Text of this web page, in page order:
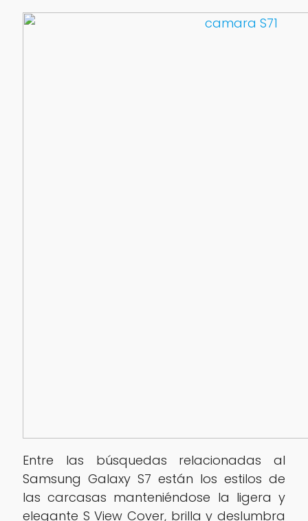
Entre las búsquedas relacionadas al
Samsung Galaxy S7 están los estilos de
las carcasas manteniéndose la ligera y
elegante S View Cover, brilla y deslumbra